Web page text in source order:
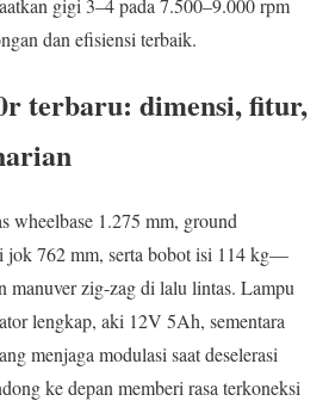
gigi 3–4 pada 7.500–9.000 rpm
dan efisiensi terbaik.
terbaru: dimensi, fitur,
wheelbase 1.275 mm, ground
jok 762 mm, serta bobot isi 114 kg—
manuver zig-zag di lalu lintas. Lampu
lengkap, aki 12V 5Ah, sementara
menjaga modulasi saat deselerasi
ke depan memberi rasa terkoneksi